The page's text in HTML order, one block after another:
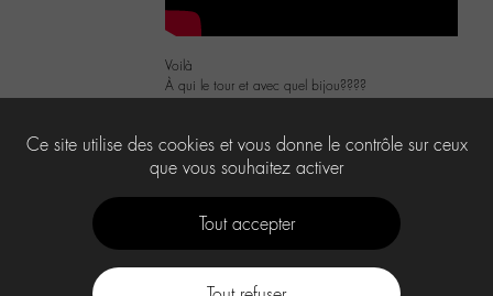
Voilà
À qui le tour et avec quel bijou????
Ce site utilise des cookies et vous donne le contrôle sur ceux
que vous souhaitez activer
Tout accepter